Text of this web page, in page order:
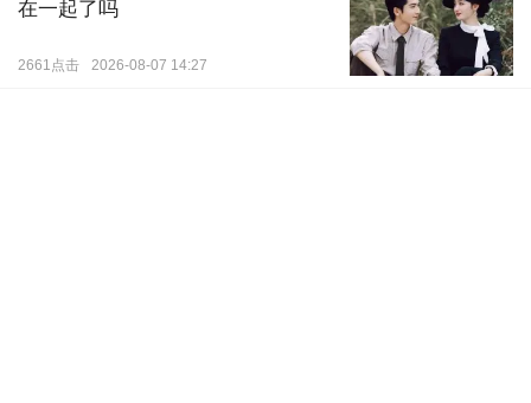
在一起了吗
2661点击 2026-08-07 14:27